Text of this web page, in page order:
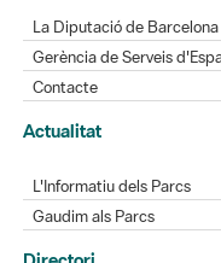
La Diputació de Barcelona
Gerència de Serveis
Contacte
Actualitat
L'Informatiu dels Parcs
Gaudim als Parcs